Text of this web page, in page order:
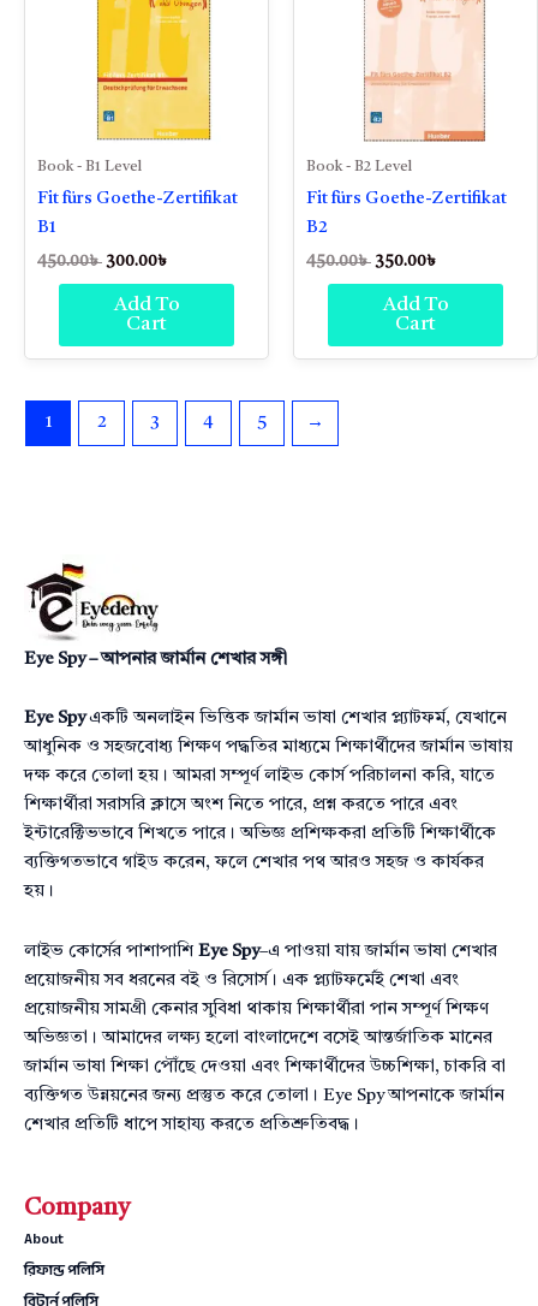
Book - B1 Level
Fit fürs Goethe-Zertifikat
B1
450.00৳ 300.00৳
Add To
Cart
Book - B2 Level
Fit fürs Goethe-Zertifikat
B2
450.00৳ 350.00৳
Add To
Cart
1 2 3 4 5 →
Eye Spy – আপনার জার্মান শেখার সঙ্গী
Eye Spyএকটি অনলাইন ভিত্তিক জার্মান ভাষা শেখার প্ল্যাটফর্ম, যেখানে
আধুনিক ও সহজবোধ্য শিক্ষণ পদ্ধতির মাধ্যমে শিক্ষার্থীদের জার্মান ভাষায়
দক্ষ করে তোলা হয়। আমরা সম্পূর্ণ লাইভ কোর্স পরিচালনা করি, যাতে
শিক্ষার্থীরা সরাসরি ক্লাসে অংশ নিতে পারে, প্রশ্ন করতে পারে এবং
ইন্টারেক্টিভভাবে শিখতে পারে। অভিজ্ঞ প্রশিক্ষকরা প্রতিটি শিক্ষার্থীকে
ব্যক্তিগতভাবে গাইড করেন, ফলে শেখার পথ আরও সহজ ও কার্যকর
হয়।
লাইভ কোর্সের পাশাপাশি Eye Spy–এ পাওয়া যায় জার্মান ভাষা শেখার
প্রয়োজনীয় সব ধরনের বই ও রিসোর্স। এক প্ল্যাটফর্মেই শেখা এবং
প্রয়োজনীয় সামগ্রী কেনার সুবিধা থাকায় শিক্ষার্থীরা পান সম্পূর্ণ শিক্ষণ
অভিজ্ঞতা। আমাদের লক্ষ্য হলো বাংলাদেশে বসেই আন্তর্জাতিক মানের
জার্মান ভাষা শিক্ষা পৌঁছে দেওয়া এবং শিক্ষার্থীদের উচ্চশিক্ষা, চাকরি বা
ব্যক্তিগত উন্নয়নের জন্য প্রস্তুত করে তোলা। Eye Spy আপনাকে জার্মান
শেখার প্রতিটি ধাপে সাহায্য করতে প্রতিশ্রুতিবদ্ধ।
Company
About
রিফান্ড পলিসি